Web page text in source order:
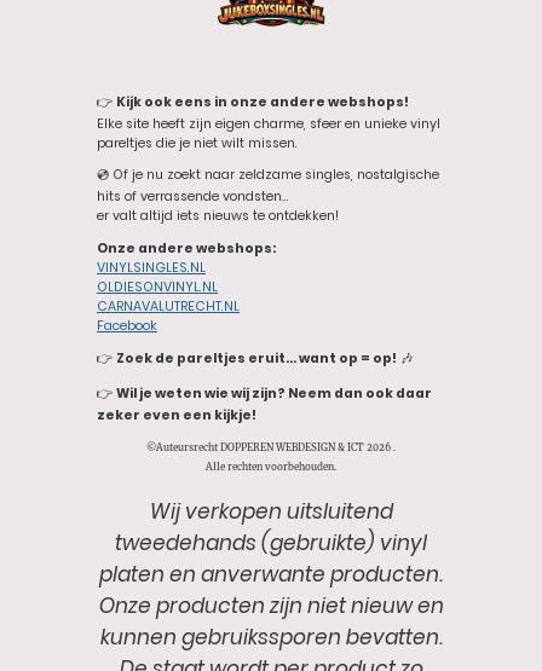
👉 Kijk ook eens in onze andere webshops!
Elke site heeft zijn eigen charme, sfeer en unieke vinyl
pareltjes die je niet wilt missen.
💿 Of je nu zoekt naar zeldzame singles, nostalgische
hits of verrassende vondsten…
er valt altijd iets nieuws te ontdekken!
Onze andere webshops:
VINYLSINGLES.NL
OLDIESONVINYL.NL
CARNAVALUTRECHT.NL
Facebook
👉 Zoek de pareltjes eruit… want op = op! 🎶
👉 Wil je weten wie wij zijn? Neem dan ook daar
zeker even een kijkje!
©Auteursrecht DOPPEREN WEBDESIGN & ICT 2026 .
Alle rechten voorbehouden.
Wij verkopen uitsluitend
tweedehands (gebruikte) vinyl
platen en anverwante producten.
Onze producten zijn niet nieuw en
kunnen gebruikssporen bevatten.